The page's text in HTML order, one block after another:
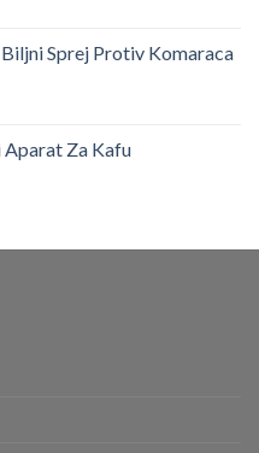
Sprej Protiv Komaraca
Za Kafu